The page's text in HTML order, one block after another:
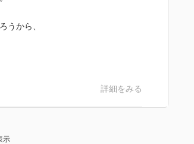
うから、
詳細をみる
示